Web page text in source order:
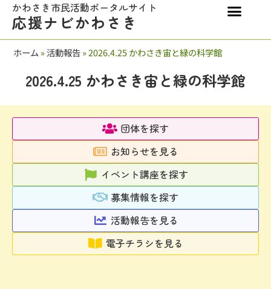
かわさき市民活動ポータルサイト
応援ナビかわさき
ホーム »活動報告»2026.4.25 かわさき宙と緑の科学館
2026.4.25 かわさき宙と緑の科学館
団体を探す
お知らせを見る
イベント講座を探す
募集情報を探す
活動報告を見る
電子チラシを見る